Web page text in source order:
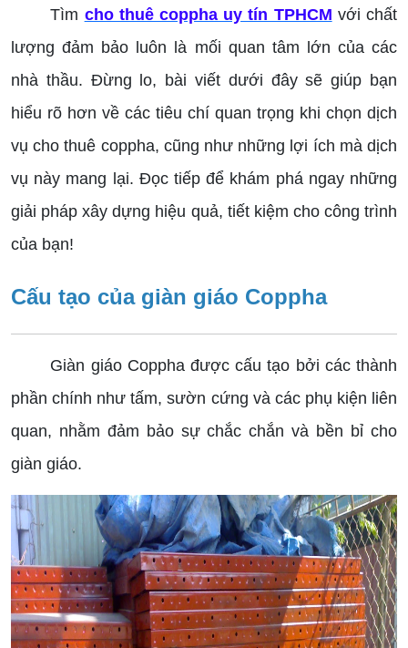
Tìm cho thuê coppha uy tín TPHCM với chất
lượng đảm bảo luôn là mối quan tâm lớn của các
nhà thầu. Đừng lo, bài viết dưới đây sẽ giúp bạn
hiểu rõ hơn về các tiêu chí quan trọng khi chọn dịch
vụ cho thuê coppha, cũng như những lợi ích mà dịch
vụ này mang lại. Đọc tiếp để khám phá ngay những
giải pháp xây dựng hiệu quả, tiết kiệm cho công trình
của bạn!
Cấu tạo của giàn giáo Coppha
Giàn giáo Coppha được cấu tạo bởi các thành
phần chính như tấm, sườn cứng và các phụ kiện liên
quan, nhằm đảm bảo sự chắc chắn và bền bỉ cho
giàn giáo.